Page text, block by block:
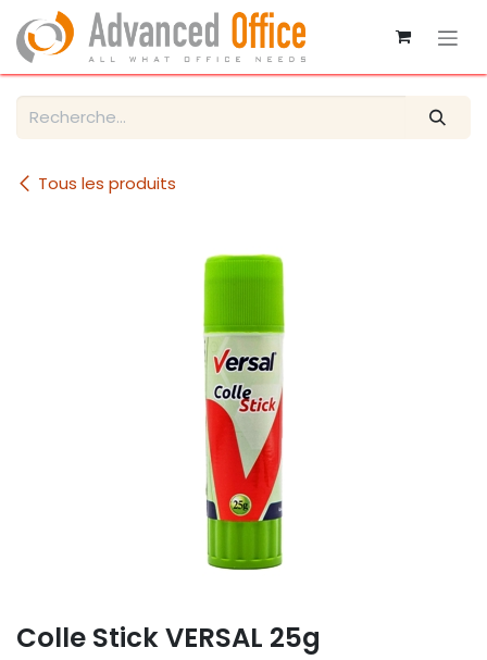
Se rendre au contenu
Tous les produits
Colle Stick VERSAL 25g